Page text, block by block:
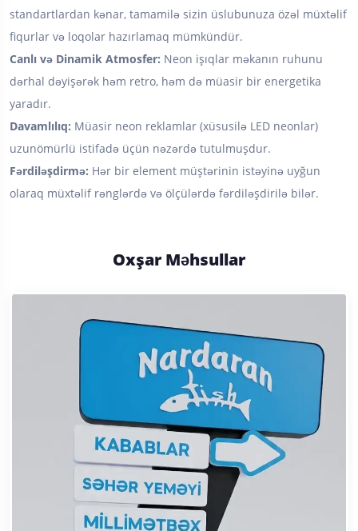
standartlardan kənar, tamamilə sizin üslubunuza özəl müxtəlif
fiqurlar və loqolar hazırlamaq mümkündür.
Canlı və Dinamik Atmosfer: Neon işıqlar məkanın ruhunu
dərhal dəyişərək həm retro, həm də müasir bir energetika
yaradır.
Davamlılıq: Müasir neon reklamlar (xüsusilə LED neonlar)
uzunömürlü istifadə üçün nəzərdə tutulmuşdur.
Fərdiləşdirmə: Hər bir element müştərinin istəyinə uyğun
olaraq müxtəlif rənglərdə və ölçülərdə fərdiləşdirilə bilər.
Oxşar Məhsullar